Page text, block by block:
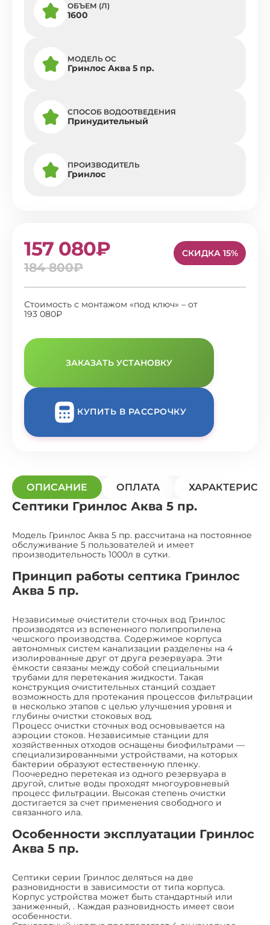
ОБЪЕМ (Л)
1600
МОДЕЛЬ ОС
Гринлос Аква 5 пр.
СПОСОБ ВОДООТВЕДЕНИЯ
Принудительный
ПРОИЗВОДИТЕЛЬ
Гринлос
157 080₽
184 800₽
СКИДКА 15%
Стоимость с монтажом «под ключ» – от
193 080₽
ЗАКАЗАТЬ УСТАНОВКУ
КУПИТЬ В РАССРОЧКУ
ОПИСАНИЕ ОПЛАТА
Септики Гринлос Аква 5 пр.
Модель Гринлос Аква 5 пр. рассчитана на постоянное
обслуживание 5 пользователей и имеет
производительность 1000л в сутки.
Принцип работы септика Гринлос
Аква 5 пр.
Независимые очистители сточных вод Гринлос
производятся из вспененного полипропилена
чешского производства. Содержимое корпуса
автономных систем канализации разделены на 4
изолированные друг от друга резервуара. Эти
ёмкости связаны между собой специальными
трубами для перетекания жидкости. Такая
конструкция очистительных станций создает
возможность для протекания процессов фильтрации
в несколько этапов с целью улучшения уровня и
глубины очистки стоковых вод.
Процесс очистки сточных вод основывается на
аэроции стоков. Независимые станции для
хозяйственных отходов оснащены биофильтрами —
специализированными устройствами, на которых
бактерии образуют естественную пленку.
Поочередно перетекая из одного резервуара в
другой, слитые воды проходят многоуровневый
процесс фильтрации. Высокая степень очистки
достигается за счет применения свободного и
связанного ила.
Особенности эксплуатации Гринлос
Аква 5 пр.
Септики серии Гринлос деляться на две
разновидности в зависимости от типа корпуса.
Корпус устройства может быть стандартный или
заниженный, . Каждая разновидность имеет свои
особенности.